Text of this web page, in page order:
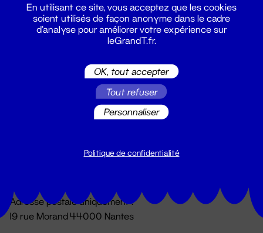
Du lundi au vendredi 14h → 18h
Adresse postale uniquement :
19 rue Morand 44000 Nantes
En utilisant ce site, vous acceptez que les cookies
soient utilisés de façon anonyme dans le cadre
d'analyse pour améliorer votre expérience sur
leGrandT.fr.
OK, tout accepter
Tout refuser
Personnaliser
Politique de confidentialité